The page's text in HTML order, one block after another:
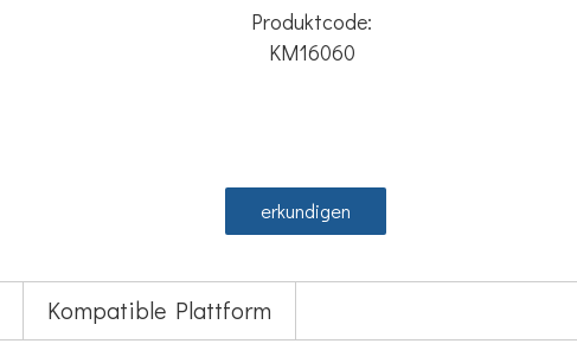
Produktcode:
KM16060
erkundigen
Kompatible Plattform